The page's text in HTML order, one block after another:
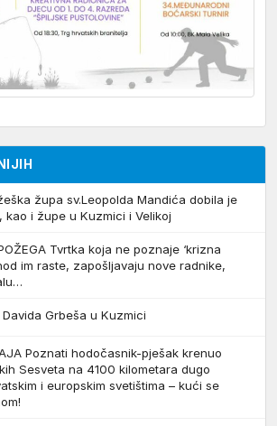
župa sv.Leopolda Mandića dobila je
kao i župe u Kuzmici i Velikoj
POŽEGA Tvrtka koja ne poznaje ‘krizna
im raste, zapošljavaju nove radnike,
Grbeša u Kuzmici
Poznati hodočasnik-pješak krenuo
Sesveta na 4100 kilometara dugo
i europskim svetištima – kući se